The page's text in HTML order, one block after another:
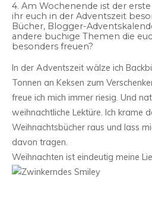
4. Am Wochenende ist der
ihr euch in der Adventszeit
Bücher, Blogger-
andere buchige Themen die
besonders freuen?
In der Adventszeit wälze ich
Tonnen an Keksen zum
freue ich mich immer riesig. Und
weihnachtliche Lektüre. Ich krame
Weihnachtsbücher raus und lass
davon tragen.
Weihnachten ist eindeutig meine